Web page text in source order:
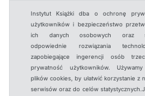
Instytut Książki dba o ochronę
użytkowników i bezpieczeństwo
ich danych osobowych oraz
odpowiednie rozwiązania
zapobiegające ingerencji osób
prywatność użytkowników.
plików cookies, by ułatwić korzystanie z
serwisów oraz do celów